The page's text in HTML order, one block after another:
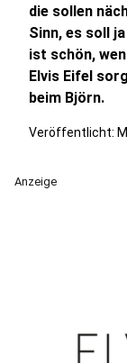
die sollen
Sinn, es soll
ist schön,
Elvis Eifel
beim Björn.
Veröffentlicht:
Anzeige